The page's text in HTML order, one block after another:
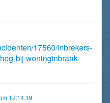
17560/inbrekers-
bij-woninginbraak-
12:14:19